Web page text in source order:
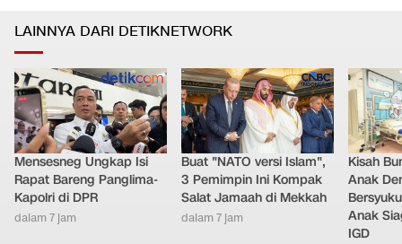
LAINNYA DARI DETIKNETWORK
Mensesneg Ungkap Isi
Rapat Bareng Panglima-
Kapolri di DPR
dalam 7 jam
Buat "NATO versi Islam",
3 Pemimpin Ini Kompak
Salat Jamaah di Mekkah
dalam 7 jam
Kisah
Anak
Anak
IGD